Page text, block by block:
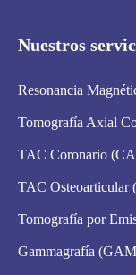
Nuestros
Resonancia
Tomografía Axial
TAC Coronario
TAC Osteoarticular
Tomografía por
Gammagrafía